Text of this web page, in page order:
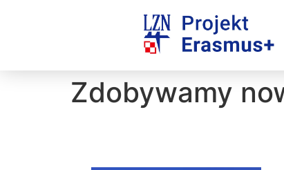
Zdobywamy